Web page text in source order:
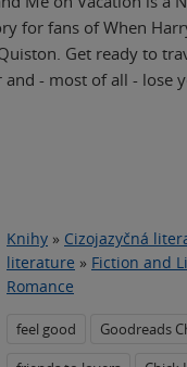
for fans of When
Get ready to
- most of all - lose
Knihy » Cizojazyčná
literature » Fiction and
Romance
feel good
Goodreads